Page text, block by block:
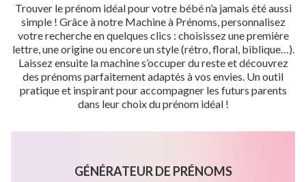
Trouver le prénom idéal pour votre bébé n’a jamais été aussi
simple ! Grâce à notre Machine à Prénoms, personnalisez
votre recherche en quelques clics : choisissez une première
lettre, une origine ou encore un style (rétro, floral, biblique…).
Laissez ensuite la machine s’occuper du reste et découvrez
des prénoms parfaitement adaptés à vos envies. Un outil
pratique et inspirant pour accompagner les futurs parents
dans leur choix du prénom idéal !
GÉNÉRATEUR DE PRÉNOMS